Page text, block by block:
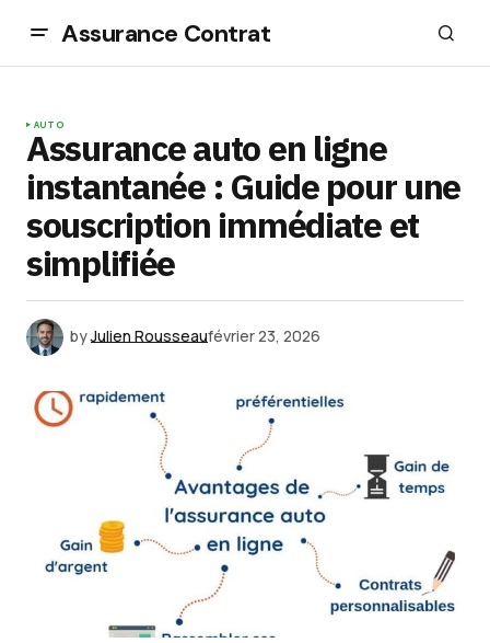
Assurance Contrat
AUTO
Assurance auto en ligne
instantanée : Guide pour une
souscription immédiate et
simplifiée
byJulien Rousseaufévrier 23, 2026